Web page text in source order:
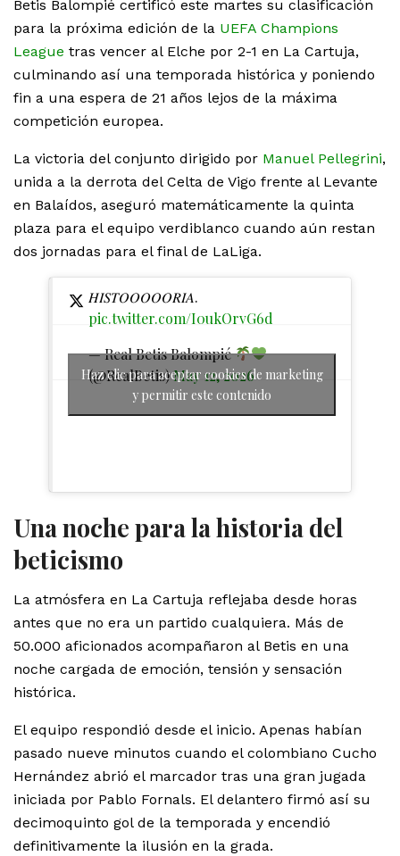
Betis Balompié certificó este martes su clasificación
para la próxima edición de la UEFA Champions
League tras vencer al Elche por 2-1 en La Cartuja,
culminando así una temporada histórica y poniendo
fin a una espera de 21 años lejos de la máxima
competición europea.
La victoria del conjunto dirigido por Manuel Pellegrini,
unida a la derrota del Celta de Vigo frente al Levante
en Balaídos, aseguró matemáticamente la quinta
plaza para el equipo verdiblanco cuando aún restan
dos jornadas para el final de LaLiga.
𝐻𝐼𝑆𝑇𝑂𝑂𝑂𝑂𝑂𝑅𝐼𝐴.
pic.twitter.com/I0ukOrvG6d
— Real Betis Balompié
(@RealBetis)May 12, 2026
Haz clic para aceptar cookies de marketing
y permitir este contenido
Una noche para la historia del
beticismo
La atmósfera en La Cartuja reflejaba desde horas
antes que no era un partido cualquiera. Más de
50.000 aficionados acompañaron al Betis en una
noche cargada de emoción, tensión y sensación
histórica.
El equipo respondió desde el inicio. Apenas habían
pasado nueve minutos cuando el colombiano Cucho
Hernández abrió el marcador tras una gran jugada
iniciada por Pablo Fornals. El delantero firmó así su
decimoquinto gol de la temporada y encendió
definitivamente la ilusión en la grada.